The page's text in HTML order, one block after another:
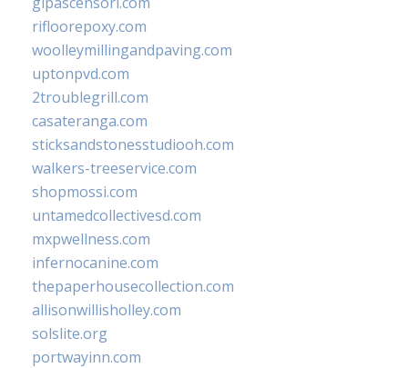
rifloorepoxy.com
woolleymillingandpaving.com
uptonpvd.com
2troublegrill.com
casateranga.com
sticksandstonesstudiooh.com
walkers-treeservice.com
shopmossi.com
untamedcollectivesd.com
mxpwellness.com
infernocanine.com
thepaperhousecollection.com
allisonwillisholley.com
solslite.org
portwayinn.com